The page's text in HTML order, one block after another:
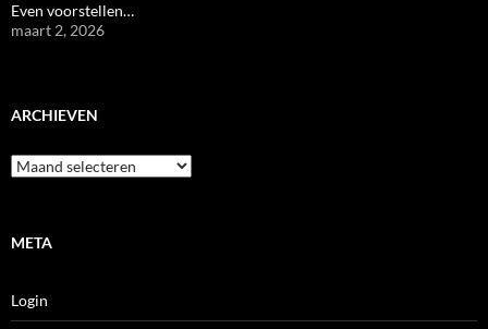
Even voorstellen…
maart 2, 2026
ARCHIEVEN
Archieven
META
Login